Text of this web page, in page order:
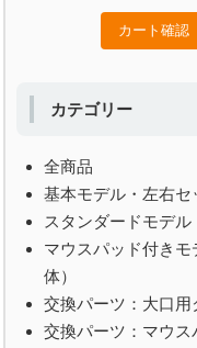
カテゴリー
全商品
基本モデル・左右セ
スタンダードモデル
マウスパッド付きモ
体）
交換パーツ：大口用
交換パーツ：マウス